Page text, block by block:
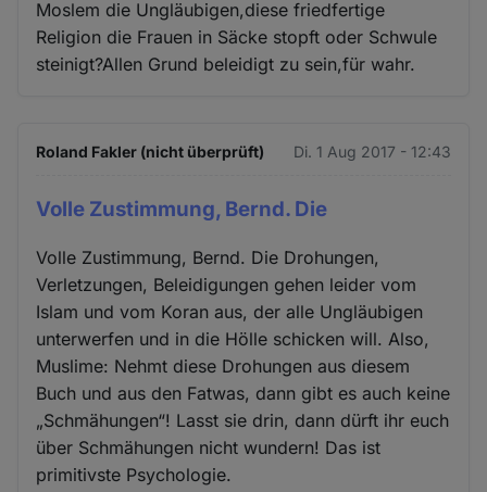
Moslem die Ungläubigen,diese friedfertige
Religion die Frauen in Säcke stopft oder Schwule
steinigt?Allen Grund beleidigt zu sein,für wahr.
Roland Fakler (nicht überprüft) Di. 1 Aug 2017 - 12:43
Volle Zustimmung, Bernd. Die
Volle Zustimmung, Bernd. Die Drohungen,
Verletzungen, Beleidigungen gehen leider vom
Islam und vom Koran aus, der alle Ungläubigen
unterwerfen und in die Hölle schicken will. Also,
Muslime: Nehmt diese Drohungen aus diesem
Buch und aus den Fatwas, dann gibt es auch keine
„Schmähungen“! Lasst sie drin, dann dürft ihr euch
über Schmähungen nicht wundern! Das ist
primitivste Psychologie.